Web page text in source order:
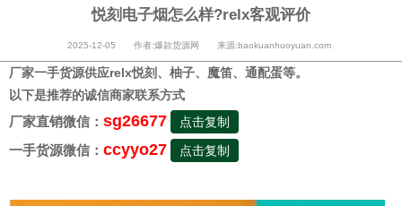
悦刻电子烟怎么样?relx客观评价
2025-12-05 作者:爆款货源网 来源:baokuanhuoyuan.com
厂家一手货源供应relx悦刻、柚子、魔笛、通配蛋等。
以下是推荐的诚信商家联系方式
厂家直销微信： sg26677 点击复制
一手货源微信： ccyyo27 点击复制